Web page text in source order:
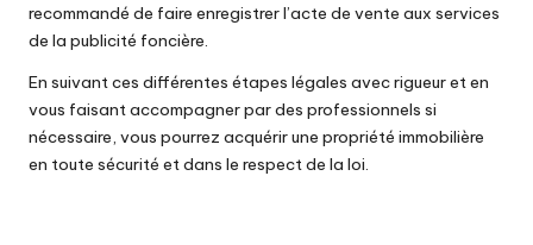
recommandé de faire enregistrer l’acte de vente aux services
de la publicité foncière.
En suivant ces différentes étapes légales avec rigueur et en
vous faisant accompagner par des professionnels si
nécessaire, vous pourrez acquérir une propriété immobilière
en toute sécurité et dans le respect de la loi.